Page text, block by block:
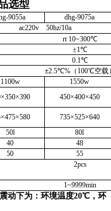
选型
9055a
dhg-9075a
ac220v 50hz/10a
rt 10~300℃
±1℃
0.1℃
±2.5℃%（ 100℃空载
1100w
1550w
×350×390 450×400×450
×475×580 735×525×640
50l
80l
40
48
50
55
2pcs
1~9999min
动下为：环境温度20℃，环